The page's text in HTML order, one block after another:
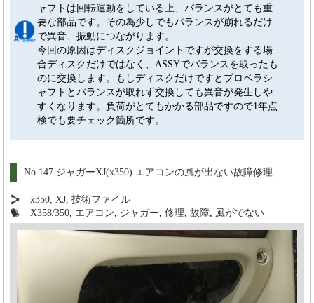
ャフトは回転運動をしている上、バランスがとても重
要な部品です。その為少しでもバランスが崩れるだけ
で異音、振動につながります。
今回の原因はディスクジョイントですが交換をする場
合ディスクだけではなく、ASSYでバランスを取ったも
のに交換します。もしディスクだけですとプロペラシ
ャフトとバランスが取れず交換しても異音が発生しや
すくなります。負荷がとてもかかる部品ですので1年点
検でも要チェック箇所です。
No.147 ジャガーXJ(x350) エアコンの風が出ない故障修理
x350 XJ ,技術ファイル
X358/350 エアコン ジャガー ,修理 ,故障 風がでない